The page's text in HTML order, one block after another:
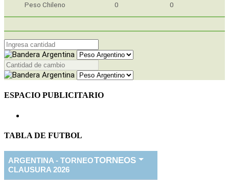
Peso Chileno 0 0
ESPACIO PUBLICITARIO
TABLA DE FUTBOL